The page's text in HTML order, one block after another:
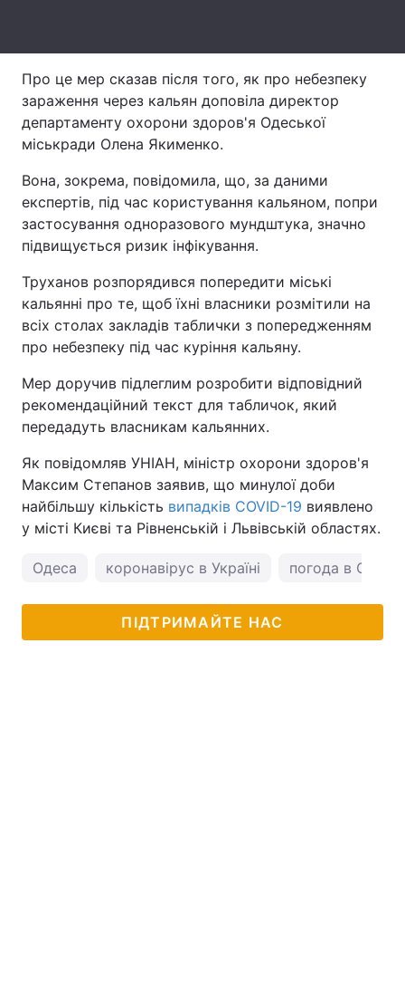
Тема оформлення
Про це мер сказав після того, як про небезпеку
зараження через кальян доповіла директор
департаменту охорони здоров'я Одеської
міськради Олена Якименко.
Вона, зокрема, повідомила, що, за даними
експертів, під час користування кальяном, попри
застосування одноразового мундштука, значно
підвищується ризик інфікування.
Труханов розпорядився попередити міські
кальянні про те, щоб їхні власники розмітили на
всіх столах закладів таблички з попередженням
про небезпеку під час куріння кальяну.
Мер доручив підлеглим розробити відповідний
рекомендаційний текст для табличок, який
передадуть власникам кальянних.
Як повідомляв УНІАН, міністр охорони здоров'я
Максим Степанов заявив, що минулої доби
найбільшу кількість випадків COVID-19 виявлено
у місті Києві та Рівненській і Львівській областях.
Одеса коронавірус в Україні погода в Одесі
ПІДТРИМАЙТЕ НАС